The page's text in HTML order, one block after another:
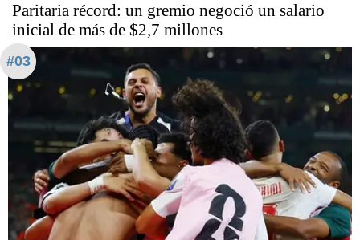
Paritaria récord: un gremio negoció un salario
inicial de más de $2,7 millones
#03